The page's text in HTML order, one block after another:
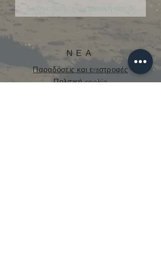
ΝΕΑ
Παραδόσεις και επιστροφές
Πολιτική cookie